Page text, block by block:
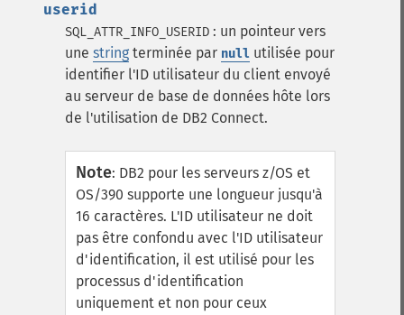
userid
SQL_ATTR_INFO_USERID : un pointeur vers
une string terminée par null utilisée pour
identifier l'ID utilisateur du client envoyé
au serveur de base de données hôte lors
de l'utilisation de DB2 Connect.
Note: DB2 pour les serveurs z/OS et
OS/390 supporte une longueur jusqu'à
16 caractères. L'ID utilisateur ne doit
pas être confondu avec l'ID utilisateur
d'identification, il est utilisé pour les
processus d'identification
uniquement et non pour ceux